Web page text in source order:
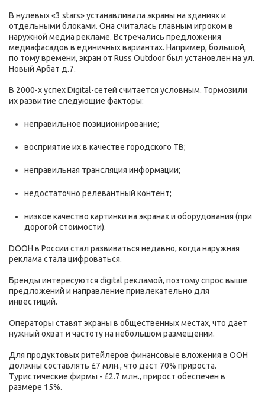
В нулевых «3 stars» устанавливала экраны на зданиях и
отдельными блоками. Она считалась главным игроком в
наружной медиа рекламе. Встречались предложения
медиафасадов в единичных вариантах. Например, большой,
по тому времени, экран от Russ Outdoor был установлен на ул.
Новый Арбат д.7.
В 2000-х успех Digital-сетей считается условным. Тормозили
их развитие следующие факторы:
неправильное позиционирование;
восприятие их в качестве городского ТВ;
неправильная трансляция информации;
недостаточно релевантный контент;
низкое качество картинки на экранах и оборудования (при
дорогой стоимости).
DOOH в России стал развиваться недавно, когда наружная
реклама стала цифроваться.
Бренды интересуются digital рекламой, поэтому спрос выше
предложений и направление привлекательно для
инвестиций.
Операторы ставят экраны в общественных местах, что дает
нужный охват и частоту на небольшом размещении.
Для продуктовых ритейлеров финансовые вложения в OOH
должны составлять £7 млн., что даст 70% прироста.
Туристические фирмы - £2.7 млн., прирост обеспечен в
размере 15%.